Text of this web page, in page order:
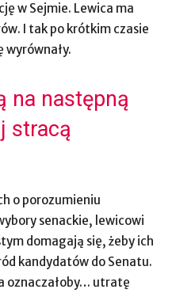
w Sejmie. Lewica ma
I tak po krótkim czasie
wyrównały.
na następną
stracą
o porozumieniu
senackie, lewicowi
domagają się, żeby ich
kandydatów do Senatu.
oznaczałoby… utratę